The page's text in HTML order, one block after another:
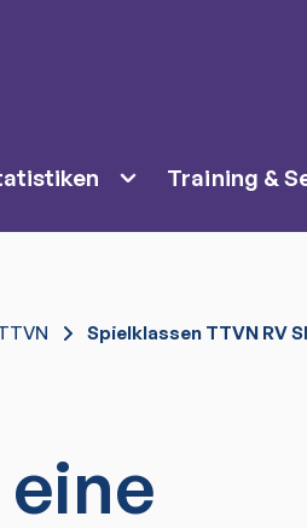
Training &
Spielklassen TTVN RV